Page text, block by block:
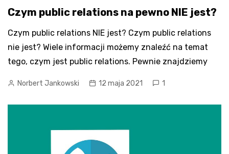
Czym public relations na pewno NIE jest?
Czym public relations NIE jest? Czym public relations
nie jest? Wiele informacji możemy znaleźć na temat
tego, czym jest public relations. Pewnie znajdziemy
Norbert Jankowski 12 maja 2021 1